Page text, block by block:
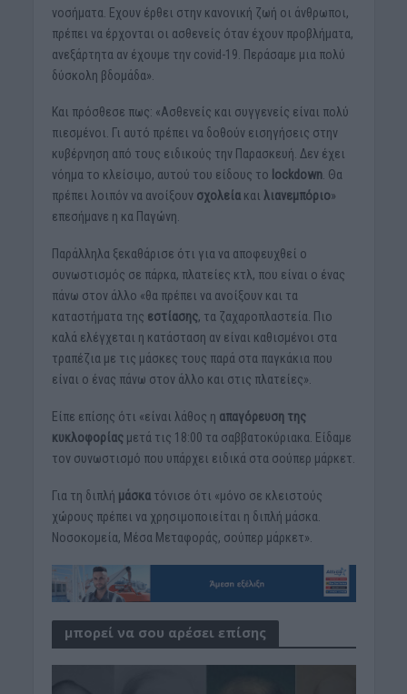
νοσήματα. Εχουν έρθει στην κανονική ζωή οι άνθρωποι,
πρέπει να έρχονται οι ασθενείς όταν έχουν προβλήματα,
ανεξάρτητα αν έχουμε την covid-19. Περάσαμε μια πολύ
δύσκολη βδομάδα».
Και πρόσθεσε πως: «Ασθενείς και συγγενείς είναι πολύ
πιεσμένοι. Γι αυτό πρέπει να δοθούν εισηγήσεις στην
κυβέρνηση από τους ειδικούς την Παρασκευή. Δεν έχει
νόημα το κλείσιμο, αυτού του είδους το lockdown. Θα
πρέπει λοιπόν να ανοίξουν σχολεία και λιανεμπόριο»
επεσήμανε η κα Παγώνη.
Παράλληλα ξεκαθάρισε ότι για να αποφευχθεί ο
συνωστισμός σε πάρκα, πλατείες κτλ, που είναι ο ένας
πάνω στον άλλο «θα πρέπει να ανοίξουν και τα
καταστήματα της εστίασης, τα ζαχαροπλαστεία. Πιο
καλά ελέγχεται η κατάσταση αν είναι καθισμένοι στα
τραπέζια με τις μάσκες τους παρά στα παγκάκια που
είναι ο ένας πάνω στον άλλο και στις πλατείες».
Είπε επίσης ότι «είναι λάθος η απαγόρευση της
κυκλοφορίας μετά τις 18:00 τα σαββατοκύριακα. Είδαμε
τον συνωστισμό που υπάρχει ειδικά στα σούπερ μάρκετ.
Για τη διπλή μάσκα τόνισε ότι «μόνο σε κλειστούς
χώρους πρέπει να χρησιμοποιείται η διπλή μάσκα.
Νοσοκομεία, Μέσα Μεταφοράς, σούπερ μάρκετ».
μπορεί να σου αρέσει επίσης